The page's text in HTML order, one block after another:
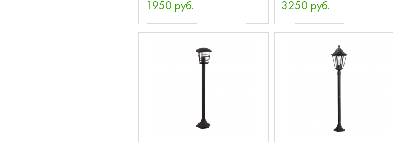
1950 руб. 3250 руб.